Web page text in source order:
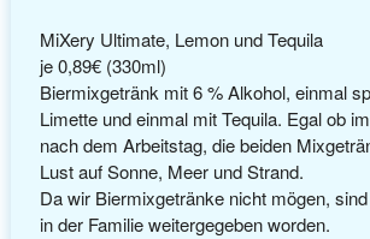
MiXery Ultimate, Lemon und Tequila
je 0,89€ (330ml)
Biermixgetränk mit 6 % Alkohol, einmal
Limette und einmal mit Tequila. Egal ob
nach dem Arbeitstag, die beiden
Lust auf Sonne, Meer und Strand.
Da wir Biermixgetränke nicht mögen,
in der Familie weitergegeben worden.